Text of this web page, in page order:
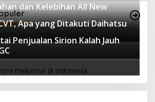
dan Kelebihan All New
Apa yang Ditakuti Daihatsu
Penjualan Sirion Kalah Jauh